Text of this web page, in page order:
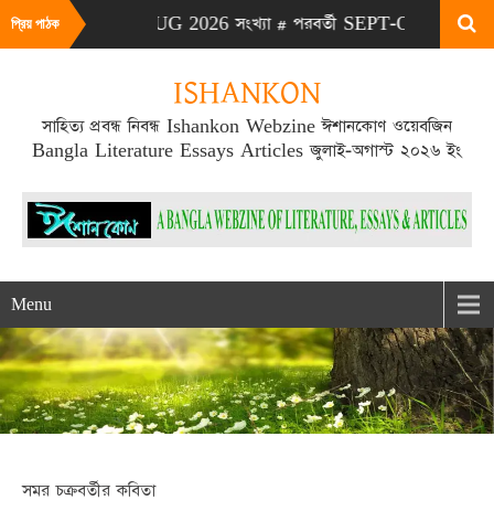
প্রিয় পাঠক
# এটা JULY-AUG 2026 সংখ্যা # পরবর্তী SEPT-OCT 2026
ISHANKON
সাহিত্য প্রবন্ধ নিবন্ধ Ishankon Webzine ঈশানকোণ ওয়েবজিন
Bangla Literature Essays Articles জুলাই-অগাস্ট ২০২৬ ইং
Menu
সমর চক্রবর্তীর কবিতা